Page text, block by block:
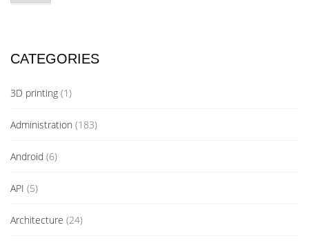
CATEGORIES
3D printing (1)
Administration (183)
Android (6)
API (5)
Architecture (24)